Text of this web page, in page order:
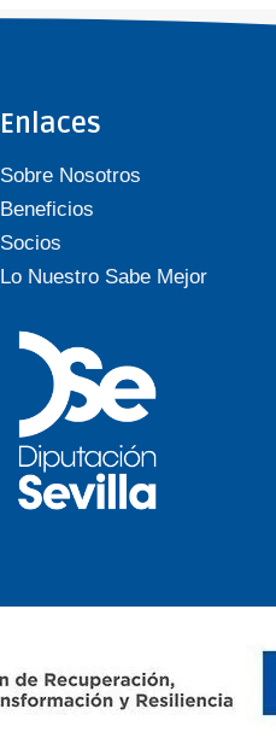
Enlaces
Sobre Nosotros
Beneficios
Socios
Lo Nuestro Sabe Mejor